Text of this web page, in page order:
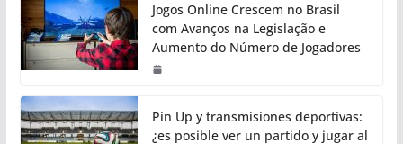
Jogos Online Crescem no Brasil
com Avanços na Legislação e
Aumento do Número de Jogadores
Pin Up y transmisiones deportivas:
¿es posible ver un partido y jugar al